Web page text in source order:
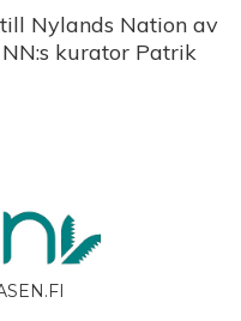
Nylands Nation av
kurator Patrik